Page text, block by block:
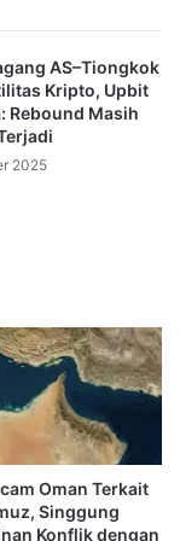
bidang
dan
BRICS
bisa lebih
dan
jelas Airlangga
perkebunan dan
dalam produksi
sama lebih
produksi kelapa
dalam sektor
AS–Tiongkok
Kripto, Upbit
Rebound Masih
2025
Oman Terkait
Singgung
Konflik dengan